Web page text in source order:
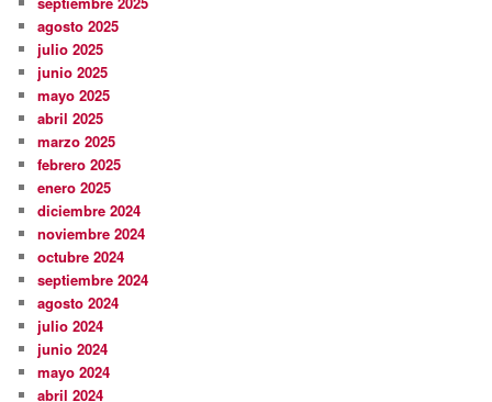
agosto 2025
julio 2025
junio 2025
mayo 2025
abril 2025
marzo 2025
febrero 2025
enero 2025
diciembre 2024
noviembre 2024
octubre 2024
septiembre 2024
agosto 2024
julio 2024
junio 2024
mayo 2024
abril 2024